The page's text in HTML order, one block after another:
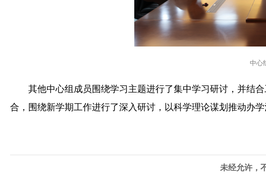
中心
其他中心组成员围绕学习主题进行了集中学习研讨，并结
合，围绕新学期工作进行了深入研讨，以科学理论谋划推动办学
未经允许，